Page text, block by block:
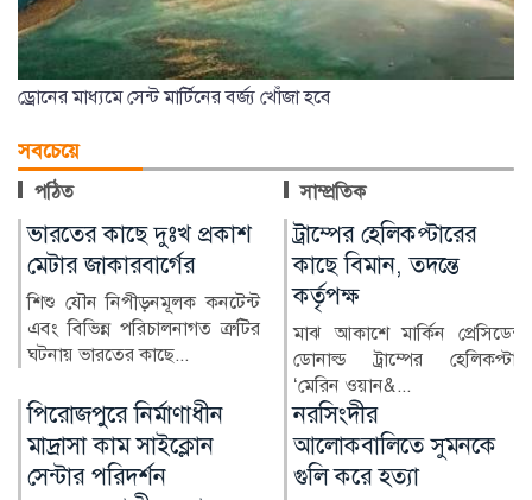
ড্রোনের মাধ্যমে সেন্ট মার্টিনের বর্জ্য খোঁজা হবে
সবচেয়ে
পঠিত সাম্প্রতিক
ট্রাম্পের হেলিকপ্টারের
কাছে বিমান, তদন্তে
কর্তৃপক্ষ
মাঝ আকাশে মার্কিন প্রেসিডেন্ট
ডোনাল্ড ট্রাম্পের হেলিকপ্টার
ভারতীয় তরুণীর অভিযোগে
জামালপুরে যুবক গ্রেপ্তার
ভারতীয় এক তরুণীর সঙ্গে
অনলাইনে প্রেমের সম্পর্ক গড়ে তার
ব্যক্তিগত ছবি ও ভিডিও...
নরসিংদীর
আলোকবালিতে সুমনকে
গুলি করে হত্যা
জোবাইরের ওপর হামলার
প্রতিবাদে কুড়িগ্রামে
সাংবাদিকদের মানববন্ধন